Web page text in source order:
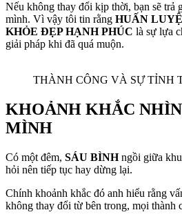
Nếu không thay đổi kịp thời, bạn sẽ trả
mình. Vì vậy tôi tin rằng HUẤN
KHỎE ĐẸP HẠNH PHÚC là sự lựa
giải pháp khi đã quá muộn.
THÀNH CÔNG VÀ SỰ TỈNH
KHOẢNH KHẮC
MÌNH
Có một đêm, SÁU BÌNHngồi giữa
hỏi nên tiếp tục hay dừng lại.
Chính khoảnh khắc đó anh hiểu rằng
không thay đổi từ bên trong, mọi thành